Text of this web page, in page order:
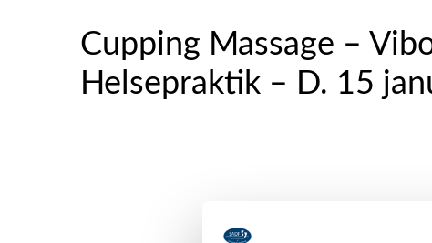
Cupping Massage –
Helsepraktik – D. 15